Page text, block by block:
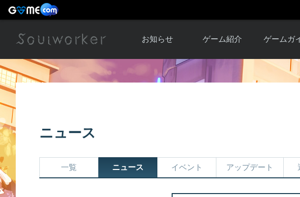
お知らせ
お知らせ一覧
ゲーム紹介
ソウルワーカー
ゲームガ
ガイド総合
ニュース
一覧 ニュース イベント アップデート